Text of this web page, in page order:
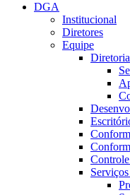
DGA
Institucional
Diretores
Equipe
Diretoria